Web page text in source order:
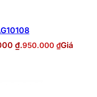
₫.950.000 ₫Giá